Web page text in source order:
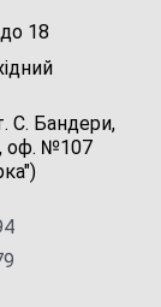
до 18
С. Бандери,
оф. №107